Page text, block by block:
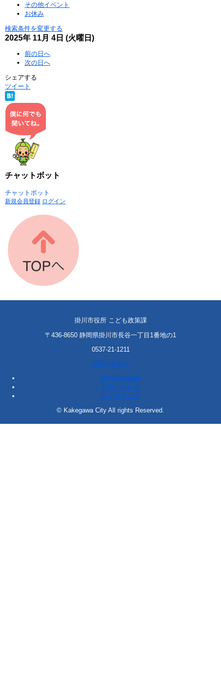
その他イベント
お休み
検索条件を変更する
2025年 11月 4日 (火曜日)
前の日へ
次の日へ
シェアする
ツイート
チャットボット
チャットボット
新規会員登録 ログイン
掛川市役所 こども政策課
〒436-8650 静岡県掛川市長谷一丁目1番地の1
0537-21-1211
お問い合わせ
個人情報保護
お問い合わせ
サイトマップ
© Kakegawa City All rights Reserved.